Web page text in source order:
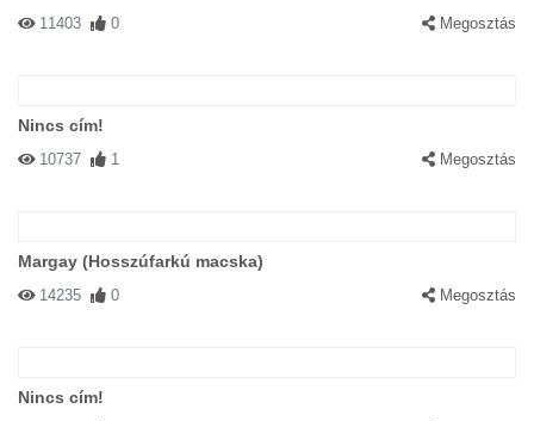
11403 0 Megosztás
Nincs cím!
10737 1 Megosztás
Margay (Hosszúfarkú macska)
14235 0 Megosztás
Nincs cím!